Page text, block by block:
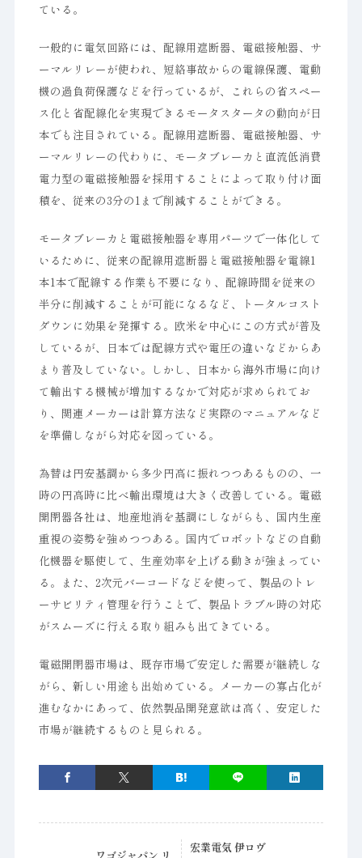
ている。
一般的に電気回路には、配線用遮断器、電磁接触器、サ
ーマルリレーが使われ、短絡事故からの電線保護、電動
機の過負荷保護などを行っているが、これらの省スペー
ス化と省配線化を実現できるモータスタータの動向が日
本でも注目されている。配線用遮断器、電磁接触器、サ
ーマルリレーの代わりに、モータブレーカと直流低消費
電力型の電磁接触器を採用することによって取り付け面
積を、従来の3分の1まで削減することができる。
モータブレーカと電磁接触器を専用パーツで一体化して
いるために、従来の配線用遮断器と電磁接触器を電線1
本1本で配線する作業も不要になり、配線時間を従来の
半分に削減することが可能になるなど、トータルコスト
ダウンに効果を発揮する。欧米を中心にこの方式が普及
しているが、日本では配線方式や電圧の違いなどからあ
まり普及していない。しかし、日本から海外市場に向け
て輸出する機械が増加するなかで対応が求められてお
り、関連メーカーは計算方法など実際のマニュアルなど
を準備しながら対応を図っている。
為替は円安基調から多少円高に振れつつあるものの、一
時の円高時に比べ輸出環境は大きく改善している。電磁
開閉器各社は、地産地消を基調にしながらも、国内生産
重視の姿勢を強めつつある。国内でロボットなどの自動
化機器を駆使して、生産効率を上げる動きが強まってい
る。また、2次元バーコードなどを使って、製品のトレ
ーサビリティ管理を行うことで、製品トラブル時の対応
がスムーズに行える取り組みも出てきている。
電磁開閉器市場は、既存市場で安定した需要が継続しな
がら、新しい用途も出始めている。メーカーの寡占化が
進むなかにあって、依然製品開発意欲は高く、安定した
市場が継続するものと見られる。
ワゴジャパン リ
宏業電気 伊ロヴ